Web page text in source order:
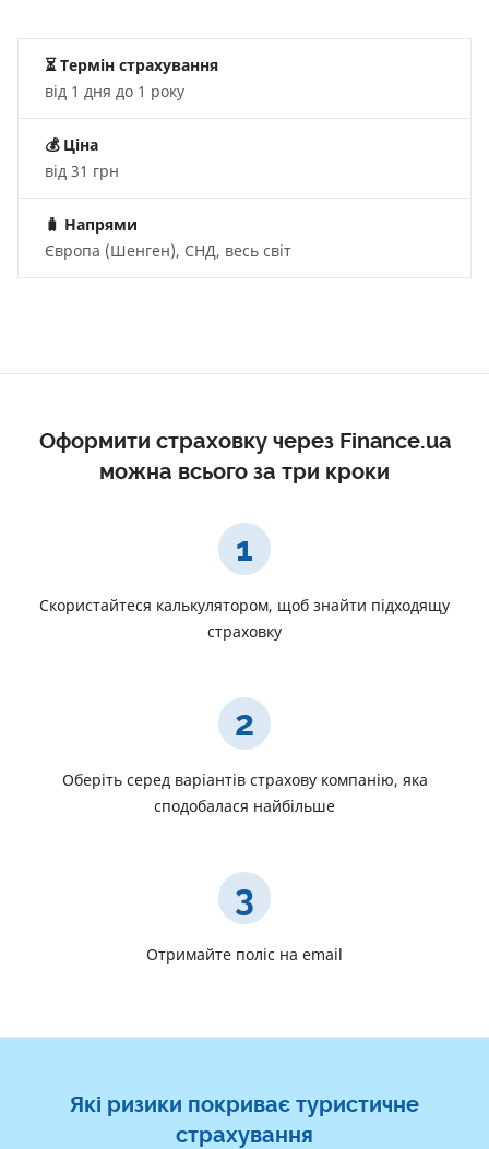
⏳ Термін страхування
від 1 дня до 1 року
💰 Ціна
від 31 грн
🧳 Напрями
Європа (Шенген), СНД, весь світ
Оформити страховку через Finance.ua
можна всього за три кроки
1
Скористайтеся калькулятором, щоб знайти підходящу
страховку
2
Оберіть серед варіантів страхову компанію, яка
сподобалася найбільше
3
Отримайте поліс на email
Які ризики покриває туристичне
страхування